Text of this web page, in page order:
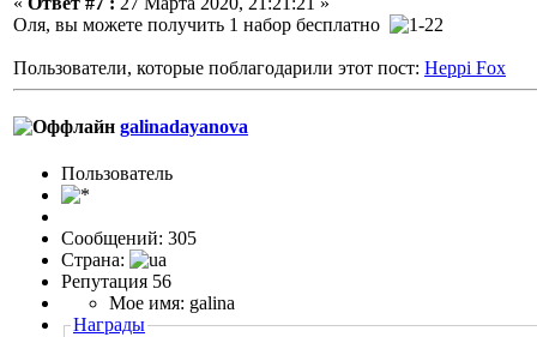
Оля, вы можете получить 1 набор бесплатно
Пользователи, которые поблагодарили этот пост: Heppi Fox
galinadayanova
Пользовaтeль
Сообщений: 305
Страна:
Репутация 56
Мое имя: galina
Награды